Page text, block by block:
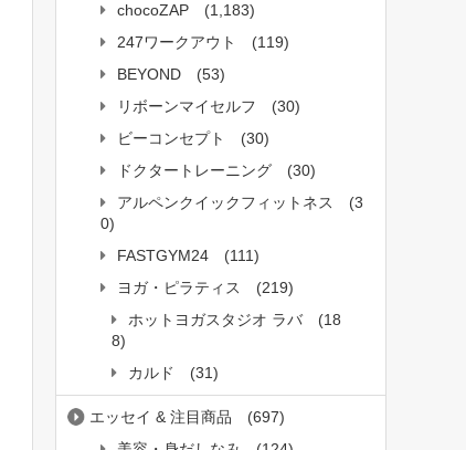
chocoZAP
(1,183)
247ワークアウト
(119)
BEYOND
(53)
リボーンマイセルフ
(30)
ビーコンセプト
(30)
ドクタートレーニング
(30)
アルペンクイックフィットネス
(3
0)
FASTGYM24
(111)
ヨガ・ピラティス
(219)
ホットヨガスタジオ ラバ
(18
8)
カルド
(31)
エッセイ & 注目商品
(697)